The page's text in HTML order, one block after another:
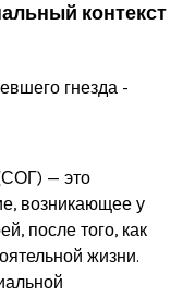
контекст
— это
возникающее у
после того, как
жизни.